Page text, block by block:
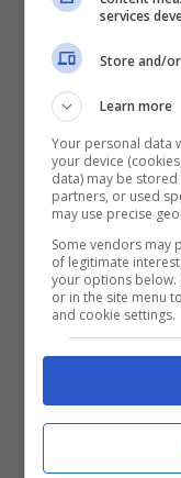
conoscerlo e
una persona
alla scuola
dire che è un
Qual è stata
sin qui della
ha cambiato
La mia più
quella di
iniziando
iniziato a
services
Store and/
Learn more
Your personal data
your device
data) may be
partners, or used
may use precise
Some vendors may
of legitimate
your options below.
or in the site menu
and cookie settings.